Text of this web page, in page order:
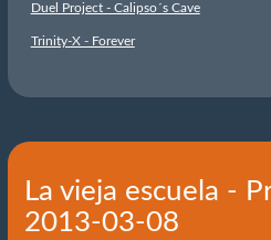
Duel Project - Calipso´s Cave
Trinity-X - Forever
La vieja escuela -
2013-03-08